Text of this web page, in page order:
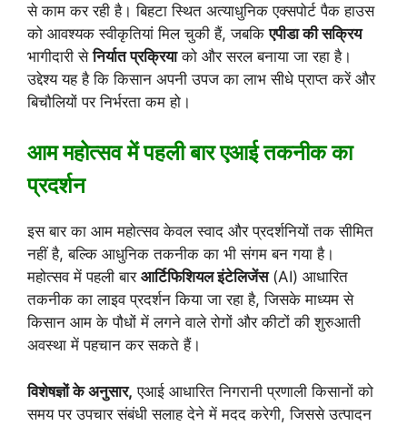
से काम कर रही है। बिहटा स्थित अत्याधुनिक एक्सपोर्ट पैक हाउस
को आवश्यक स्वीकृतियां मिल चुकी हैं, जबकिएपीडा की सक्रिय
भागीदारी सेनिर्यात प्रक्रियाको और सरल बनाया जा रहा है।
उद्देश्य यह है कि किसान अपनी उपज का लाभ सीधे प्राप्त करें और
बिचौलियों पर निर्भरता कम हो।
आम महोत्सव में पहली बार एआई तकनीक का
प्रदर्शन
इस बार का आम महोत्सव केवल स्वाद और प्रदर्शनियों तक सीमित
नहीं है, बल्कि आधुनिक तकनीक का भी संगम बन गया है।
महोत्सव में पहली बार आर्टिफिशियल इंटेलिजेंस(AI) आधारित
तकनीक का लाइव प्रदर्शन किया जा रहा है, जिसके माध्यम से
किसान आम के पौधों में लगने वाले रोगों और कीटों की शुरुआती
अवस्था में पहचान कर सकते हैं।
विशेषज्ञों के अनुसार, एआई आधारित निगरानी प्रणाली किसानों को
समय पर उपचार संबंधी सलाह देने में मदद करेगी, जिससे उत्पादन